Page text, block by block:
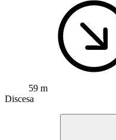
59 m
Discesa